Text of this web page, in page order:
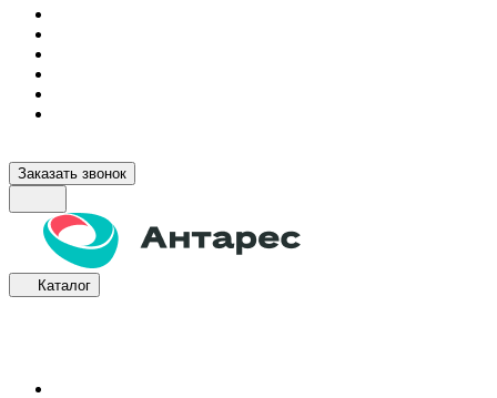
Заказать звонок
Каталог